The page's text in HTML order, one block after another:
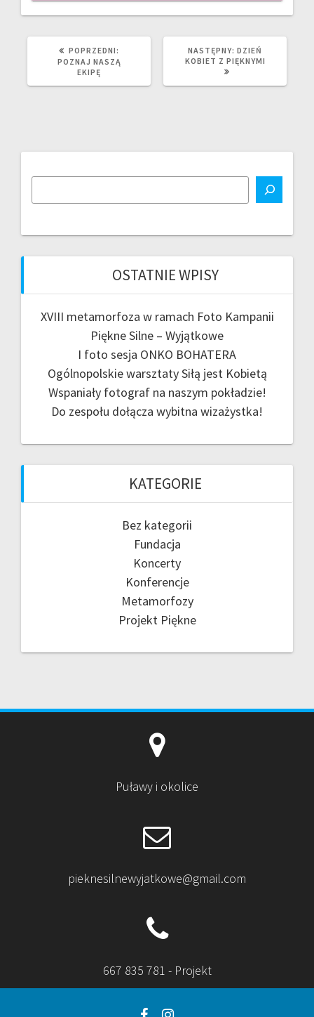
POPRZEDNI:
WPIS:
POZNAJ NASZĄ
EKIPĘ
NASTĘPNY: NASTĘPNY
WPIS:
DZIEŃ
KOBIET Z PIĘKNYMI
OSTATNIE WPISY
XVIII metamorfoza w ramach Foto Kampanii
Piękne Silne – Wyjątkowe
I foto sesja ONKO BOHATERA
Ogólnopolskie warsztaty Siłą jest Kobietą
Wspaniały fotograf na naszym pokładzie!
Do zespołu dołącza wybitna wizażystka!
KATEGORIE
Bez kategorii
Fundacja
Koncerty
Konferencje
Metamorfozy
Projekt Piękne
Puławy i okolice
pieknesilnewyjatkowe@gmail.com
667 835 781 - Projekt